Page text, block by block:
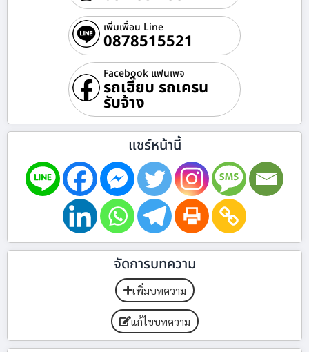
เพิ่มเพื่อน Line
0878515521
Facebook แฟนเพจ
รถเฮี๊ยบ รถเครน
รับจ้าง
แชร์หน้านี้
จัดการบทความ
เพิ่มบทความ
แก้ไขบทความ